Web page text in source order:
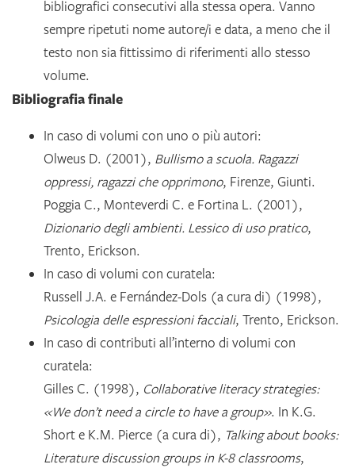
bibliografici consecutivi alla stessa opera. Vanno
sempre ripetuti nome autore/i e data, a meno che il
testo non sia fittissimo di riferimenti allo stesso
volume.
Bibliografia finale
In caso di volumi con uno o più autori:
Olweus D. (2001), Bullismo a scuola. Ragazzi
oppressi, ragazzi che opprimono, Firenze, Giunti.
Poggia C., Monteverdi C. e Fortina L. (2001),
Dizionario degli ambienti. Lessico di uso pratico,
Trento, Erickson.
In caso di volumi con curatela:
Russell J.A. e Fernández-Dols (a cura di) (1998),
Psicologia delle espressioni facciali, Trento, Erickson.
In caso di contributi all’interno di volumi con
curatela:
Gilles C. (1998), Collaborative literacy strategies:
«We don’t need a circle to have a group». In K.G.
Short e K.M. Pierce (a cura di), Talking about books:
Literature discussion groups in K-8 classrooms,